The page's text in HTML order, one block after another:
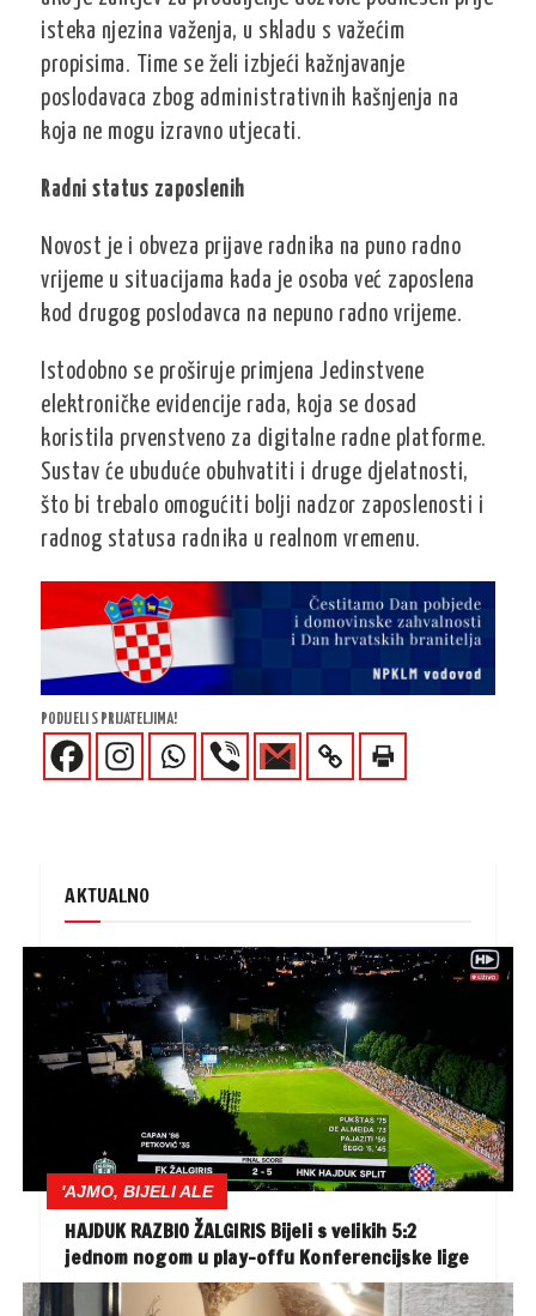
isteka njezina važenja, u skladu s važećim
propisima. Time se želi izbjeći kažnjavanje
poslodavaca zbog administrativnih kašnjenja na
koja ne mogu izravno utjecati.
Radni status zaposlenih
Novost je i obveza prijave radnika na puno radno
vrijeme u situacijama kada je osoba već zaposlena
kod drugog poslodavca na nepuno radno vrijeme.
Istodobno se proširuje primjena Jedinstvene
elektroničke evidencije rada, koja se dosad
koristila prvenstveno za digitalne radne platforme.
Sustav će ubuduće obuhvatiti i druge djelatnosti,
što bi trebalo omogućiti bolji nadzor zaposlenosti i
radnog statusa radnika u realnom vremenu.
PODIJELI S PRIJATELJIMA!
AKTUALNO
'AJMO, BIJELI ALE
HAJDUK RAZBIO ŽALGIRIS Bijeli s velikih 5:2
jednom nogom u play-offu Konferencijske lige